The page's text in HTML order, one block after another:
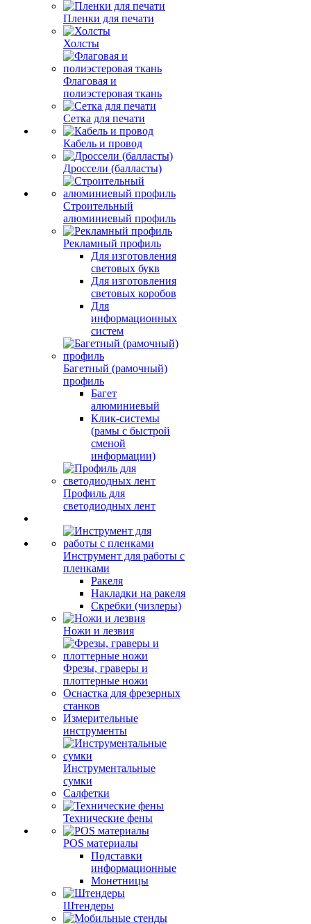
Пленки для печати
Холсты
Флаговая и
полиэстеровая ткань
Сетка для печати
Кабель и провод
Дроссели (балласты)
Строительный
алюминиевый профиль
Рекламный профиль
Для изготовления
световых букв
Для изготовления
световых коробов
Для
информационных
систем
Багетный (рамочный)
профиль
Багет
алюминиевый
Клик-системы
(рамы с быстрой
сменой
информации)
Профиль для
светодиодных лент
Инструмент для работы с
пленками
Ракеля
Накладки на ракеля
Скребки (чизлеры)
Ножи и лезвия
Фрезы, граверы и
плоттерные ножи
Оснастка для фрезерных
станков
Измерительные
инструменты
Инструментальные
сумки
Салфетки
Технические фены
POS материалы
Подставки
информационные
Монетницы
Штендеры